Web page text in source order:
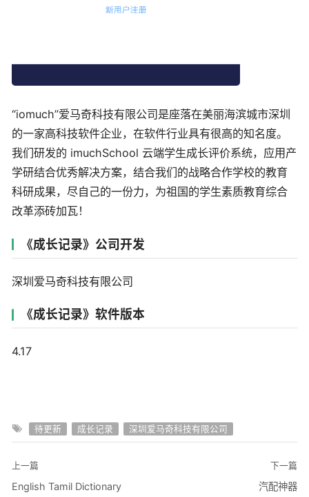
“iomuch”爱马奇科技有限公司是座落在美丽海滨城市深圳
的一家高科技软件企业，在软件行业具有很高的知名度。
我们研发的 imuchSchool 云端学生成长评价系统，应用产
学研结合优秀解决方案，结合我们的战略合作学校的教育
科研成果，尽自己的一份力，为祖国的学生素质教育综合
改革添砖加瓦！
《成长记录》公司开发
深圳爱马奇科技有限公司
《成长记录》软件版本
4.17
待更新 成长记录 深圳爱马奇科技有限公司
上一篇
English Tamil Dictionary
下一篇
汽配神器